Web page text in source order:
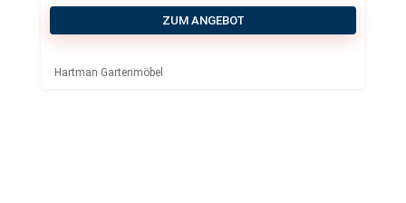
ZUM ANGEBOT
Hartman Gartenmöbel